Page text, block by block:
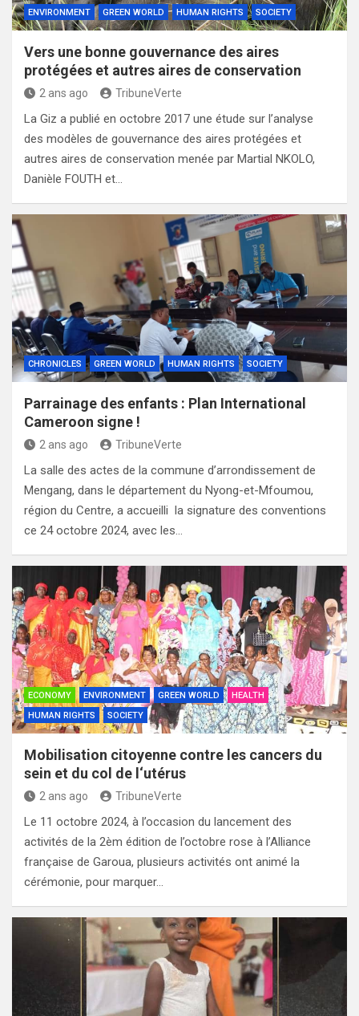
ENVIRONMENT GREEN WORLD HUMAN RIGHTS SOCIETY
Vers une bonne gouvernance des aires
protégées et autres aires de conservation
2 ans ago TribuneVerte
La Giz a publié en octobre 2017 une étude sur l’analyse
des modèles de gouvernance des aires protégées et
autres aires de conservation menée par Martial NKOLO,
Danièle FOUTH et…
CHRONICLES GREEN WORLD HUMAN RIGHTS SOCIETY
Parrainage des enfants : Plan International
Cameroon signe !
2 ans ago TribuneVerte
La salle des actes de la commune d’arrondissement de
Mengang, dans le département du Nyong-et-Mfoumou,
région du Centre, a accueilli la signature des conventions
ce 24 octobre 2024, avec les…
ECONOMY ENVIRONMENT GREEN WORLD
HEALTH
HUMAN RIGHTS
SOCIETY
Mobilisation citoyenne contre les cancers du
sein et du col de l‘utérus
2 ans ago TribuneVerte
Le 11 octobre 2024, à l’occasion du lancement des
activités de la 2èm édition de l’octobre rose à l’Alliance
française de Garoua, plusieurs activités ont animé la
cérémonie, pour marquer…